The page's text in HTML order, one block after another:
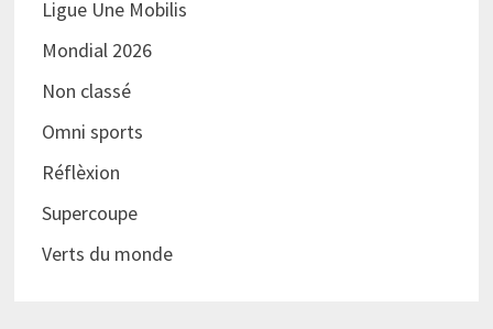
Ligue Une Mobilis
Mondial 2026
Non classé
Omni sports
Réflèxion
Supercoupe
Verts du monde